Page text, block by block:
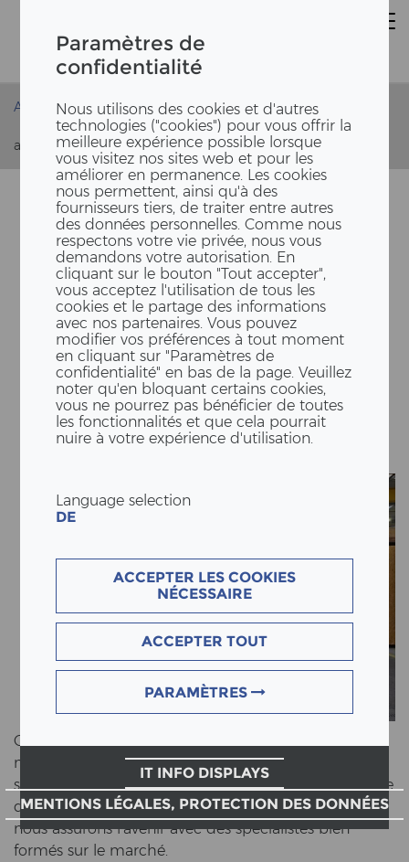
Paramètres de
confidentialité
Nous utilisons des cookies et d'autres
technologies ("cookies") pour vous offrir la
meilleure expérience possible lorsque
vous visitez nos sites web et pour les
améliorer en permanence. Les cookies
nous permettent, ainsi qu'à des
fournisseurs tiers, de traiter entre autres
des données personnelles. Comme nous
respectons votre vie privée, nous vous
demandons votre autorisation. En
cliquant sur le bouton "Tout accepter",
vous acceptez l'utilisation de tous les
cookies et le partage des informations
avec nos partenaires. Vous pouvez
modifier vos préférences à tout moment
en cliquant sur "Paramètres de
confidentialité" en bas de la page. Veuillez
noter qu'en bloquant certains cookies,
vous ne pourrez pas bénéficier de toutes
les fonctionnalités et que cela pourrait
nuire à votre expérience d'utilisation.
Language selection
DE
ACCEPTER LES COOKIES
NÉCESSAIRE
ACCEPTER TOUT
PARAMÈTRES
IT INFO DISPLAYS
MENTIONS LÉGALES, PROTECTION DES DONNÉES
Accueil
Actualités
Félicitations pour avoir terminé avec succès votre
apprentissage
FÉLICITATIONS POUR AVOIR
TERMINÉ AVEC SUCCÈS
VOTRE AP­P­REN­TIS­SA­GE
Chaque année, nous for­mons des employés com­
mer­ci­aux EFZ spécialisés dans le do­maine de la con­
struc­tion et de l'ha­bi­tat et des me­nui­siers EFZ dans le
do­maine de la con­struc­tion/fenêtres. De cette façon,
nous as­surons l'ave­nir avec des spécialistes bien
formés sur le marché.